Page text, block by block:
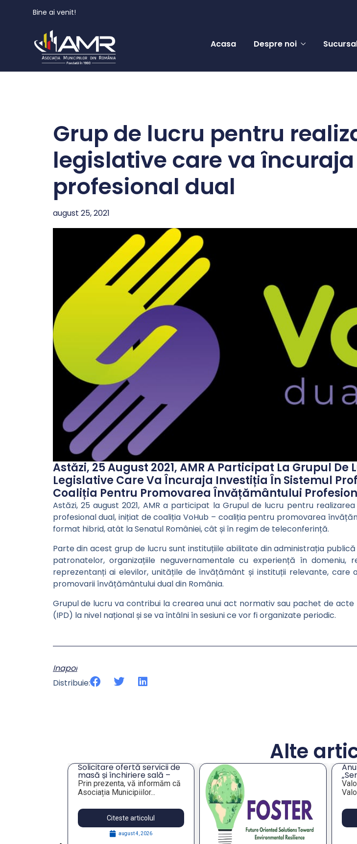
Bine ai venit!
Acasa Despre noi
Grup de lucru pentru
legislative care va
profesional dual
august 25, 2021
Astăzi, 25 August 2021, AMR A Participat La Grupul
Legislative Care Va Încuraja Investiția În Sistemul
Coaliția Pentru Promovarea Învățământului
Astăzi, 25 august 2021, AMR a participat la Grupul de lucru pentru
profesional dual, inițiat de coaliția VoHub – coaliția pentru promovarea
format hibrid, atât la Senatul României, cât și în regim de teleconferință.
Parte din acest grup de lucru sunt instituțiile abilitate din administrația
patronatelor, organizațiile neguvernamentale cu experiență în
reprezentanți ai elevilor, unitățile de învățământ și instituții relevante,
promovarii învățământului dual din România.
Grupul de lucru va contribui la crearea unui act normativ sau pachet de
(IPD) la nivel național și se va întâlni în sesiuni ce vor fi organizate periodic.
Inapoi
Distribuie:
Alte
Solicitare ofertă servicii de
masă și închiriere sală –
Tulcea
Prin prezenta, vă informăm că
Asociația Municipiilor...
Citeste articolul
august 4, 2026